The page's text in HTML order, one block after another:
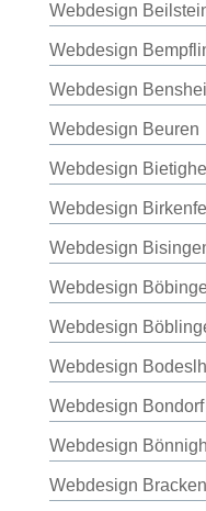
Webdesign
Webdesign
Webdesign
Webdesign Beuren
Webdesign
Webdesign
Webdesign
Webdesign
Webdesign
Webdesign
Webdesign Bondorf
Webdesign
Webdesign